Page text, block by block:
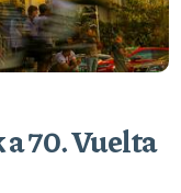
70. Vuelta